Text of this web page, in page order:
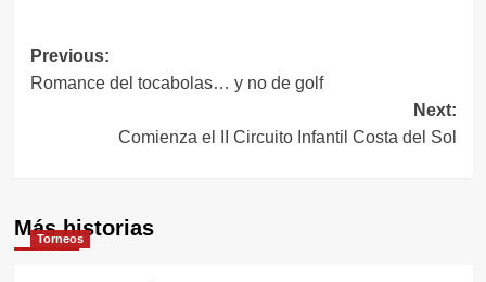
Navegación
de
entradas
Previous:
Romance del tocabolas… y no de golf
Next:
Comienza el II Circuito Infantil Costa del Sol
Más historias
Torneos